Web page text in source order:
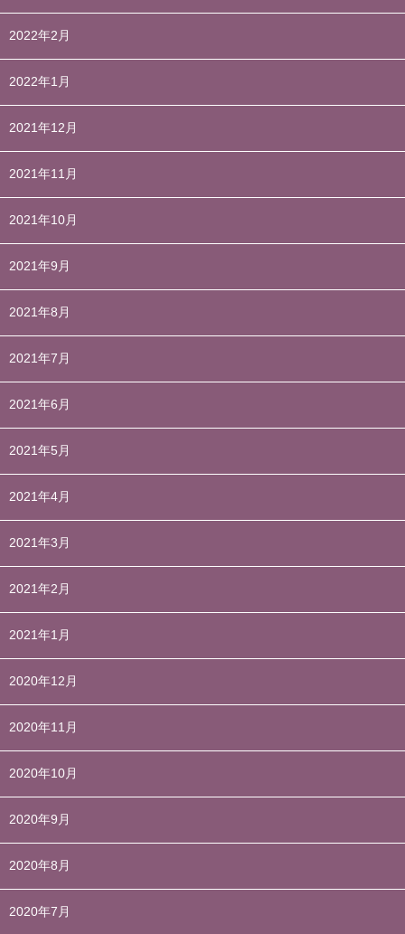
2022年2月
2022年1月
2021年12月
2021年11月
2021年10月
2021年9月
2021年8月
2021年7月
2021年6月
2021年5月
2021年4月
2021年3月
2021年2月
2021年1月
2020年12月
2020年11月
2020年10月
2020年9月
2020年8月
2020年7月